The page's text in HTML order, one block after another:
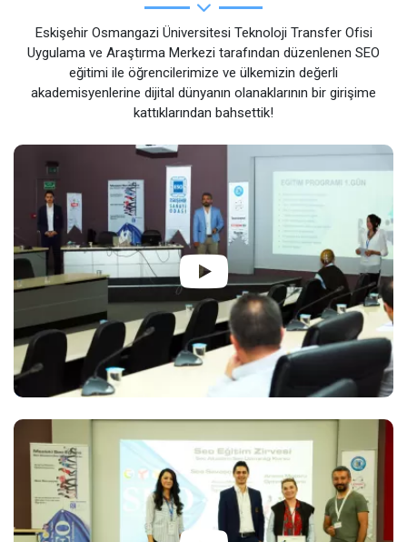
Eskişehir Osmangazi Üniversitesi Teknoloji Transfer Ofisi
Uygulama ve Araştırma Merkezi tarafından düzenlenen SEO
eğitimi ile öğrencilerimize ve ülkemizin değerli
akademisyenlerine dijital dünyanın olanaklarının bir girişime
kattıklarından bahsettik!